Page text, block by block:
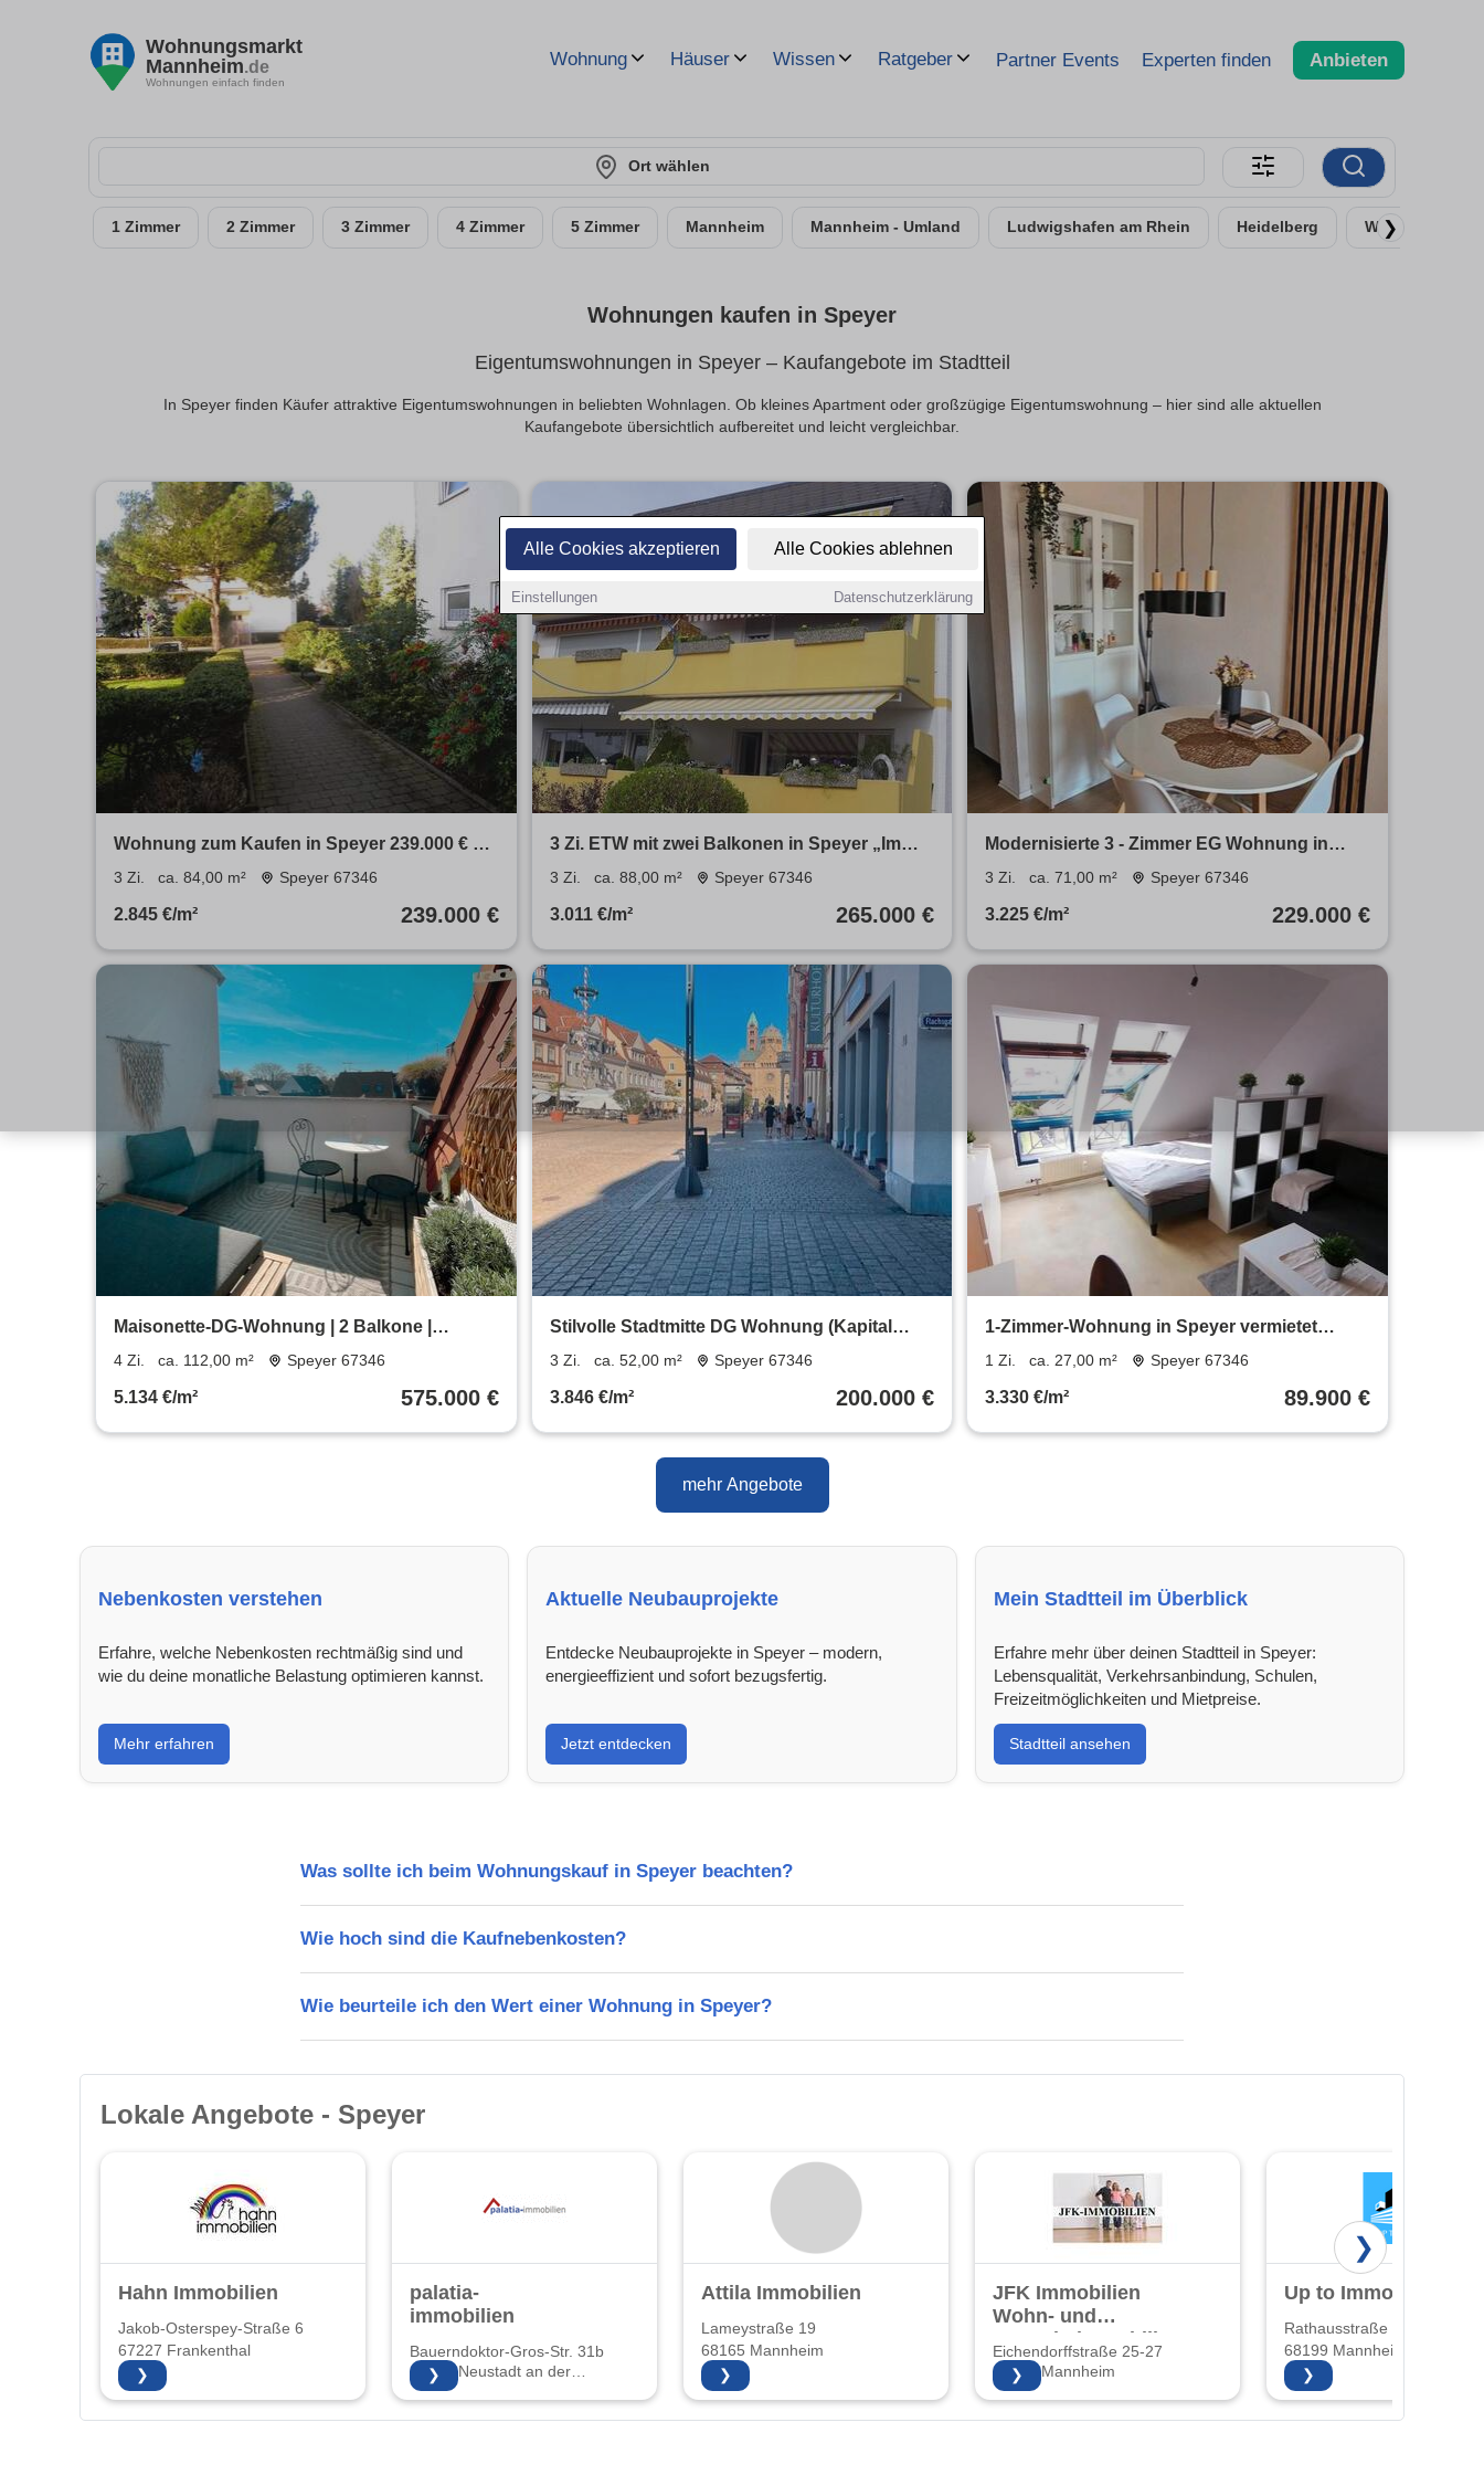
Alle Cookies akzeptieren Alle Cookies ablehnen
Einstellungen Datenschutzerklärung
Wohnungsmarkt
Mannheim.de
Wohnungen einfach finden
Wohnung Häuser Wissen Ratgeber Partner Events Experten finden Anbieten
Ort wählen
1 Zimmer 2 Zimmer 3 Zimmer 4 Zimmer 5 Zimmer Mannheim Mannheim - Umland Ludwigshafen am Rhein Heidelberg Worms
❯
Wohnungen kaufen in Speyer
Eigentumswohnungen in Speyer – Kaufangebote im Stadtteil
In Speyer finden Käufer attraktive Eigentumswohnungen in beliebten Wohnlagen. Ob kleines Apartment oder großzügige Eigentumswohnung – hier sind alle aktuellen
Kaufangebote übersichtlich aufbereitet und leicht vergleichbar.
Wohnung zum Kaufen in Speyer 239.000 € 84
m²
3 Zi. ca. 84,00 m² Speyer 67346
2.845 €/m² 239.000 €
3 Zi. ETW mit zwei Balkonen in Speyer „Im
Oberkämmer von privat
3 Zi. ca. 88,00 m² Speyer 67346
3.011 €/m² 265.000 €
Modernisierte 3 - Zimmer EG Wohnung in
Speyer
3 Zi. ca. 71,00 m² Speyer 67346
3.225 €/m² 229.000 €
Maisonette-DG-Wohnung | 2 Balkone |
hochwertige Ausstattung
4 Zi. ca. 112,00 m² Speyer 67346
5.134 €/m² 575.000 €
Stilvolle Stadtmitte DG Wohnung (Kapital
Anlage)
3 Zi. ca. 52,00 m² Speyer 67346
3.846 €/m² 200.000 €
1-Zimmer-Wohnung in Speyer vermietet
Kapitalanlage
1 Zi. ca. 27,00 m² Speyer 67346
3.330 €/m² 89.900 €
mehr Angebote
Nebenkosten verstehen
Erfahre, welche Nebenkosten rechtmäßig sind und
wie du deine monatliche Belastung optimieren kannst.
Mehr erfahren
Aktuelle Neubauprojekte
Entdecke Neubauprojekte in Speyer – modern,
energieeffizient und sofort bezugsfertig.
Jetzt entdecken
Mein Stadtteil im Überblick
Erfahre mehr über deinen Stadtteil in Speyer:
Lebensqualität, Verkehrsanbindung, Schulen,
Freizeitmöglichkeiten und Mietpreise.
Stadtteil ansehen
Was sollte ich beim Wohnungskauf in Speyer beachten?
Wie hoch sind die Kaufnebenkosten?
Wie beurteile ich den Wert einer Wohnung in Speyer?
Lokale Angebote - Speyer
Hahn Immobilien
Jakob-Osterspey-Straße 6
67227 Frankenthal
❯
palatia-
immobilien
Bauerndoktor-Gros-Str. 31b
67435 Neustadt an der
Weinstraße
❯
Attila Immobilien
Lameystraße 19
68165 Mannheim
❯
JFK Immobilien
Wohn- und
Gewerbeimmobilien
und
Hausverwaltung
Eichendorffstraße 25-27
68167 Mannheim
❯
Up to Immobilien
Rathausstraße 22
68199 Mannheim
❯
❯